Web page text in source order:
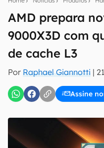
AMD prepara
9000X3D com
de cache L3
Por Raphael Giannotti |
Assine
notícias e reviews
mão.
E-mail
Uso e Política de